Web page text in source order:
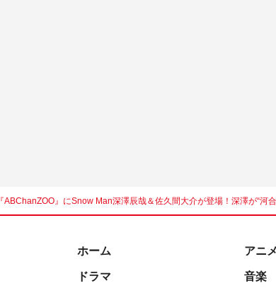
『ABChanZOO』にSnow Man深澤辰哉＆佐久間大介が登場！深澤が“河
ホーム
ドラマ
アニメ
音楽